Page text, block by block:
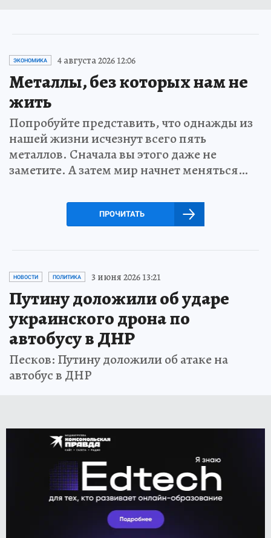
ЭКОНОМИКА 4 августа 2026 12:06
Металлы, без которых нам не
жить
Попробуйте представить, что однажды из
нашей жизни исчезнут всего пять
металлов. Сначала вы этого даже не
заметите. А затем мир начнет меняться…
ПРОЧИТАТЬ
НОВОСТИ ПОЛИТИКА 3 июня 2026 13:21
Путину доложили об ударе
украинского дрона по
автобусу в ДНР
Песков: Путину доложили об атаке на
автобус в ДНР